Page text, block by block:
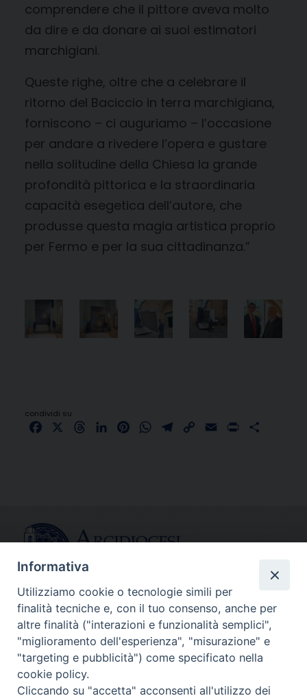
comprendere che il pittore aveva molto
da dire e da donare ai suoi estimatori
marchigiani.
Queste righe, oltre che a celebrare il
ritorno del Baciccio in terra marchigiana,
forniscono – ci auguriamo – l’occasione
per andare a rivedere l’opera e gustare
nella solitudine della Chiesa la grande
profondità pittorica e la straordinaria
capacità esegetica dell’autore, che
produsse questa magia artistica proprio
per Fermo e per la sua cittadinanza.”
condividi su
FacebookThreadsLinkedInPinterestWhatsApp
Telegram
Copy Email Print
CONTATTI
info@fermodiocesi.it
pec:economato.diocesifermo@legalmail.it
SEGUICI SU
Informativa
Utilizziamo cookie o tecnologie simili per
finalità tecniche e, con il tuo consenso, anche per
altre finalità ("interazioni e funzionalità semplici",
"miglioramento dell'esperienza", "misurazione" e
"targeting e pubblicità") come specificato nella
cookie policy.
Cliccando su "accetta" acconsenti all'utilizzo dei